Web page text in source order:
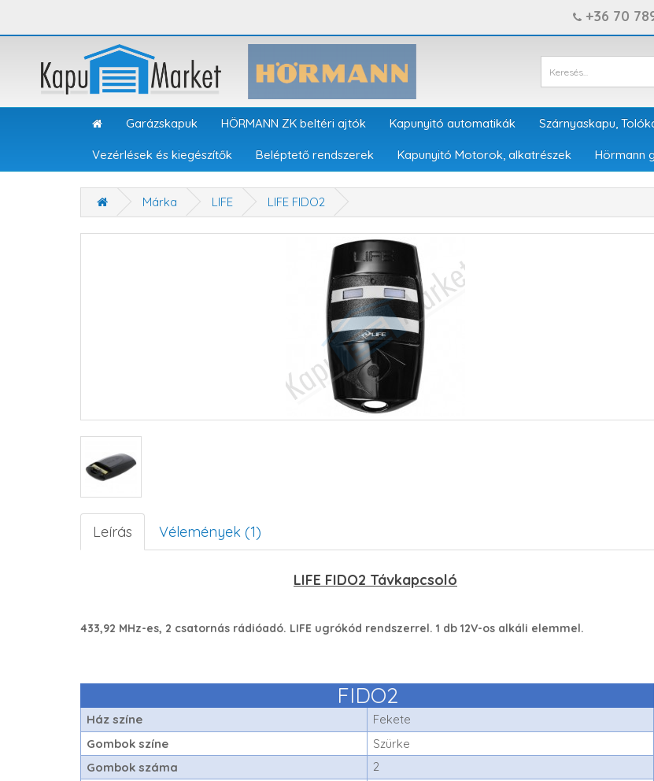
+36 70
Garázskapuk HÖRMANN ZK beltéri ajtók Kapunyitó automatikák Szárnyaskapu,
Vezérlések és kiegészítők Beléptető rendszerek Kapunyitó Motorok, alkatrészek Hörmann
Márka LIFE LIFE FIDO2
Leírás Vélemények (1)
LIFE FIDO2 Távkapcsoló
433,92 MHz-es, 2 csatornás rádióadó. LIFE ugrókód rendszerrel. 1 db 12V-os alkáli elemmel.
FIDO2
Ház színe
Fekete
Gombok színe
Szürke
Gombok száma
2